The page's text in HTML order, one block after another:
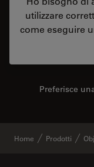
utilizzare
come eseguire
Preferisce
Home Prodotti